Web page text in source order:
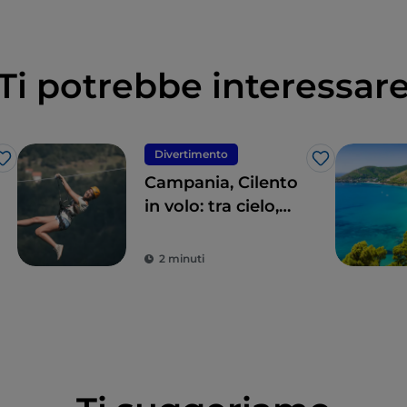
potrebbe
Like
Divertimento
Like
Campania, Cilento
in volo: tra cielo,
2 minuti